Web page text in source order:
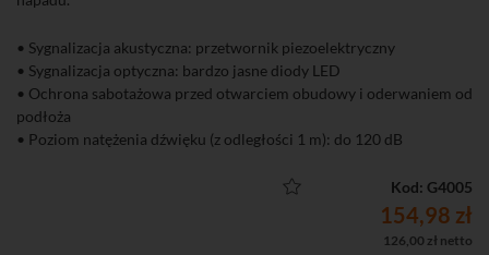
• Sygnalizacja akustyczna: przetwornik piezoelektryczny
• Sygnalizacja optyczna: bardzo jasne diody LED
• Ochrona sabotażowa przed otwarciem obudowy i oderwaniem od
podłoża
• Poziom natężenia dźwięku (z odległości 1 m): do 120 dB
Kod: G4005
154,98 zł
126,00 zł netto